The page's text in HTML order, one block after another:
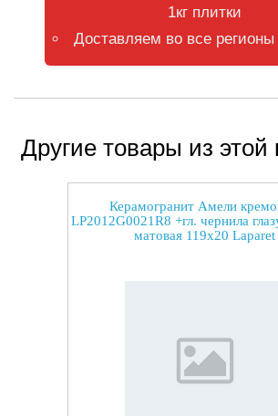
1кг плитки
Доставляем во все
Другие товары из этой
Керамогранит Амели
LP2012G0021R8 +гл. чернила
матовая 119x20 Laparet